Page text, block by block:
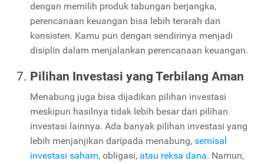
dengan memilih produk tabungan berjangka,
perencanaan keuangan bisa lebih terarah dan
konsisten. Kamu pun dengan sendirinya menjadi
disiplin dalam menjalankan perencanaan keuangan.
Pilihan Investasi yang Terbilang Aman
Menabung juga bisa dijadikan pilihan investasi
meskipun hasilnya tidak lebih besar dari pilihan
investasi lainnya. Ada banyak pilihan investasi yang
lebih menjanjikan daripada menabung, semisal
investasi saham, obligasi, atau reksa dana. Namun,